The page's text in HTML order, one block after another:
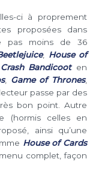
ci à proprement
proposées dans
pas moins de 36
, House of
Crash Bandicoot en
, Game of Thrones,
passe par des
bon point. Autre
(hormis celles en
ainsi qu’une
House of Cards
complet, façon